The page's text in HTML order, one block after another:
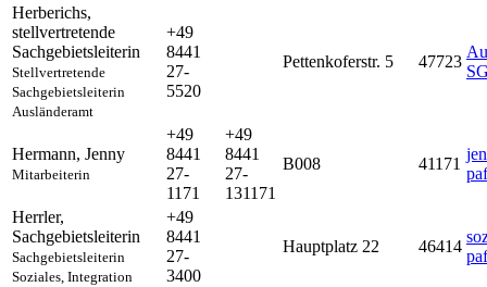
Herberichs,
stellvertretende
Sachgebietsleiterin
Stellvertretende
Sachgebietsleiterin
Ausländeramt
+49
8441
27-
5520
Pettenkoferstr. 5 47723
Hermann, Jenny
Mitarbeiterin
+49
8441
27-
1171
+49
8441
27-
131171
B008 41171
Herrler,
Sachgebietsleiterin
Sachgebietsleiterin
Soziales, Integration
+49
8441
27-
3400
Hauptplatz 22 46414